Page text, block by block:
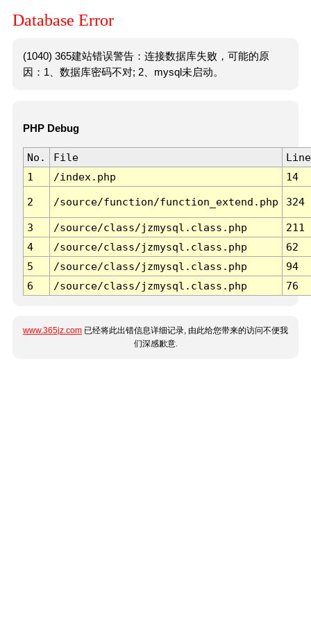
Database Error
(1040) 365建站错误警告：连接数据库失败，可能的原
因：1、数据库密码不对; 2、mysql未启动。
PHP Debug
No. File
Line
1
/index.php 14
2 /source/function/function_extend.php 324
3 /source/class/jzmysql.class.php
211
4
/source/class/jzmysql.class.php
62
5
/source/class/jzmysql.class.php
94
6
/source/class/jzmysql.class.php 76
www.365jz.com 已经将此出错信息详细记录, 由此给您带来的访问不便我
们深感歉意.